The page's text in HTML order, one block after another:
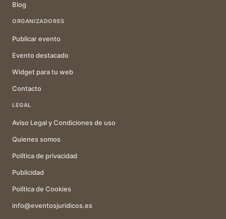
Blog
ORGANIZADORES
Publicar evento
Evento destacado
Widget para tu web
Contacto
LEGAL
Aviso Legal y Condiciones de uso
Quienes somos
Política de privacidad
Publicidad
Política de Cookies
info@eventosjuridicos.es